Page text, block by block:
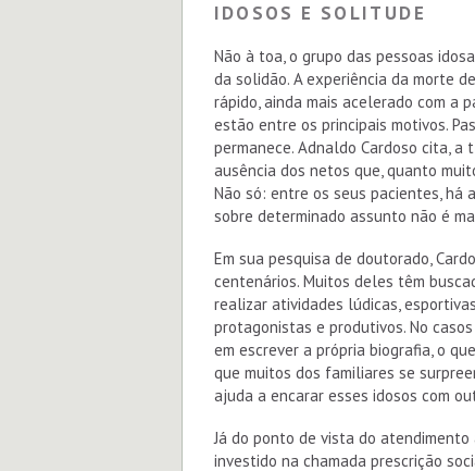
IDOSOS E SOLITUDE
Não à toa, o grupo das pessoas
da solidão. A experiência da morte
rápido, ainda mais acelerado com a
estão entre os principais motivos.
permanece. Adnaldo Cardoso cita,
ausência dos netos que, quanto
Não só: entre os seus pacientes, há
sobre determinado assunto não é
Em sua pesquisa de doutorado,
centenários. Muitos deles têm
realizar atividades lúdicas,
protagonistas e produtivos. No
em escrever a própria biografia, o
que muitos dos familiares se
ajuda a encarar esses idosos com
Já do ponto de vista do
investido na chamada prescrição